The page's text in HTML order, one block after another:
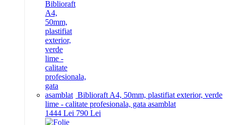
Biblioraft A4, 50mm, plastifiat exterior, verde
lime - calitate profesionala, gata asamblat
1444 Lei 790 Lei